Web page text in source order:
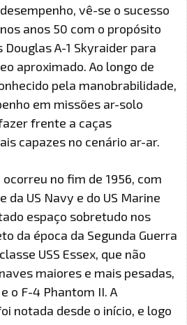
vê-se o sucesso
anos 50 com o propósito
A-1 Skyraider para
aproximado. Ao longo de
pela manobrabilidade,
em missões ar-solo
frente a caças
capazes no cenário ar-ar.
no fim de 1956, com
da US Navy e do US Marine
espaço sobretudo nos
da época da Segunda Guerra
USS Essex, que não
maiores e mais pesadas,
o F-4 Phantom II. A
notada desde o início, e logo